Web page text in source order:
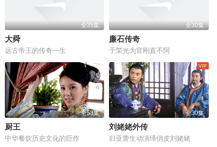
全35集
大舜
远古帝王的传奇一生
全30集
廉石传奇
于荣光为官刚直不阿
全53集
厨王
中华餐饮历史文化的巨作
全30集
刘姥姥外传
归亚蕾生动演绎俏皮刘姥姥